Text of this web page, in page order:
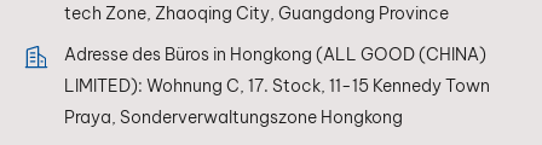
tech Zone, Zhaoqing City, Guangdong Province
Adresse des Büros in Hongkong (ALL GOOD (CHINA)
LIMITED): Wohnung C, 17. Stock, 11-15 Kennedy Town
Praya, Sonderverwaltungszone Hongkong